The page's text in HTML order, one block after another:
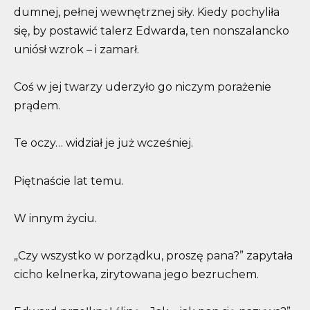
dumnej, pełnej wewnętrznej siły. Kiedy pochyliła
się, by postawić talerz Edwarda, ten nonszalancko
uniósł wzrok – i zamarł.
Coś w jej twarzy uderzyło go niczym porażenie
prądem.
Te oczy… widział je już wcześniej.
Piętnaście lat temu.
W innym życiu.
„Czy wszystko w porządku, proszę pana?” zapytała
cicho kelnerka, zirytowana jego bezruchem.